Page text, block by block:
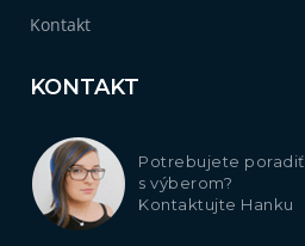
Kontakt
KONTAKT
Potrebujete poradiť
s výberom?
Kontaktujte Hanku